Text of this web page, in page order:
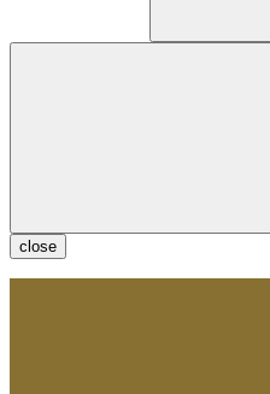
close